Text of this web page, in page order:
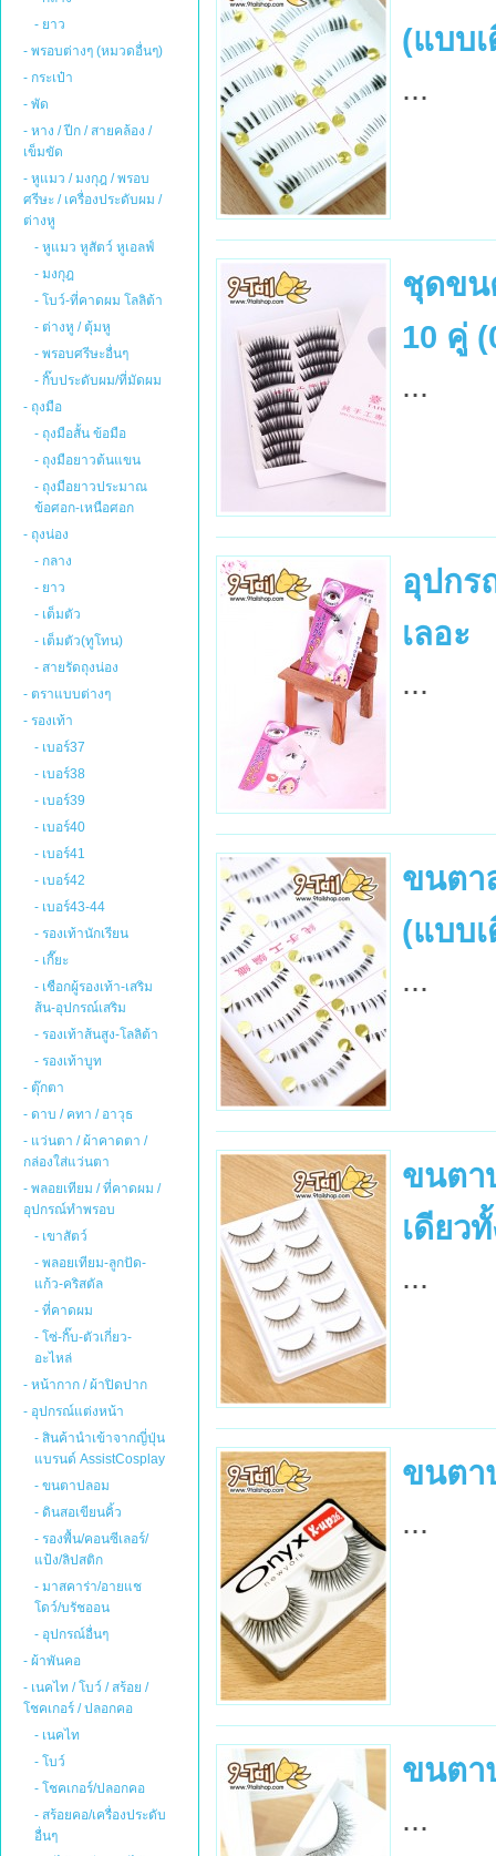
- ยาว
- พรอบต่างๆ (หมวดอื่นๆ)
- กระเป๋า
- พัด
- หาง / ปีก / สายคล้อง /
เข็มขัด
- หูแมว / มงกุฎ / พรอบ
ศรีษะ / เครื่องประดับผม /
ต่างหู
- หูแมว หูสัตว์ หูเอลฟ์
- มงกุฎ
- โบว์-ที่คาดผม โลลิต้า
- ต่างหู / ตุ้มหู
- พรอบศรีษะอื่นๆ
- กิ๊บประดับผม/ที่มัดผม
- ถุงมือ
- ถุงมือสั้น ข้อมือ
- ถุงมือยาวต้นแขน
- ถุงมือยาวประมาณ
ข้อศอก-เหนือศอก
- ถุงน่อง
- กลาง
- ยาว
- เต็มตัว
- เต็มตัว(ทูโทน)
- สายรัดถุงน่อง
- ตราแบบต่างๆ
- รองเท้า
- เบอร์37
- เบอร์38
- เบอร์39
- เบอร์40
- เบอร์41
- เบอร์42
- เบอร์43-44
- รองเท้านักเรียน
- เกี๊ยะ
- เชือกผู้รองเท้า-เสริม
ส้น-อุปกรณ์เสริม
- รองเท้าส้นสูง-โลลิต้า
- รองเท้าบูท
- ตุ๊กตา
- ดาบ / คทา / อาวุธ
- แว่นตา / ผ้าคาดตา /
กล่องใส่แว่นตา
- พลอยเทียม / ที่คาดผม /
อุปกรณ์ทำพรอบ
- เขาสัตว์
- พลอยเทียม-ลูกปัด-
แก้ว-คริสตัล
- ที่คาดผม
- โซ่-กิ๊บ-ตัวเกี่ยว-
อะไหล่
- หน้ากาก / ผ้าปิดปาก
- อุปกรณ์แต่งหน้า
- สินค้านำเข้าจากญี่ปุ่น
แบรนด์ AssistCosplay
- ขนตาปลอม
- ดินสอเขียนคิ้ว
- รองพื้น/คอนซีเลอร์/
แป้ง/ลิปสติก
- มาสคาร่า/อายแช
โดว์/บรัชออน
- อุปกรณ์อื่นๆ
- ผ้าพันคอ
- เนคไท / โบว์ / สร้อย /
โชคเกอร์ / ปลอกคอ
- เนคไท
- โบว์
- โชคเกอร์/ปลอกคอ
- สร้อยคอ/เครื่องประดับ
อื่นๆ
(แบบ
...
ชุดขน
10 คู่
...
อุปกร
เลอะ
...
ขนตา
(แบบ
...
ขนตา
เดียว
...
ขนตา
...
ขนตา
...